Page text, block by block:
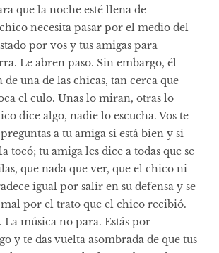
que la noche esté llena de
necesita pasar por el medio del
por vos y tus amigas para
Le abren paso. Sin embargo, él
de una de las chicas, tan cerca que
el culo. Unas lo miran, otras lo
dice algo, nadie lo escucha. Vos te
a tu amiga si está bien y si
tocó; tu amiga les dice a todas que se
que nada que ver, que el chico ni
igual por salir en su defensa y se
por el trato que el chico recibió.
La música no para. Estás por
y te das vuelta asombrada de que tus